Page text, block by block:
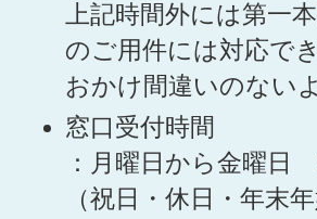
上記時間外には第一
のご用件には対応で
おかけ間違いのない
窓口受付時間
：月曜日から金曜
（祝日・休日・年末